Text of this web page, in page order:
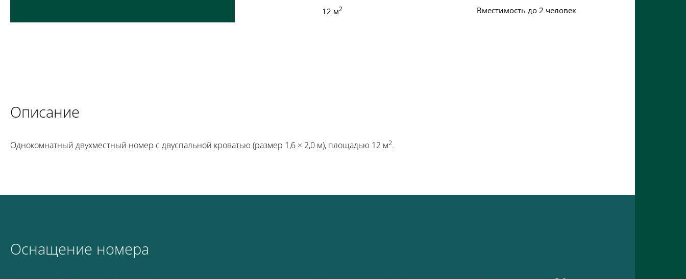
12 м2 Вместимость до 2 человек
Описание
Однокомнатный двухместный номер с двуспальной кроватью (размер 1,6 × 2,0 м), площадью 12 м2.
Оснащение номера